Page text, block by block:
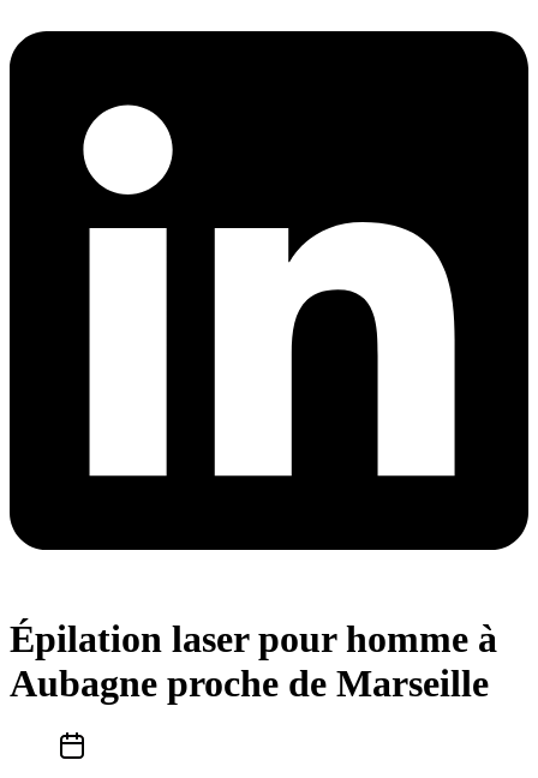
Épilation laser pour homme à
Aubagne proche de Marseille